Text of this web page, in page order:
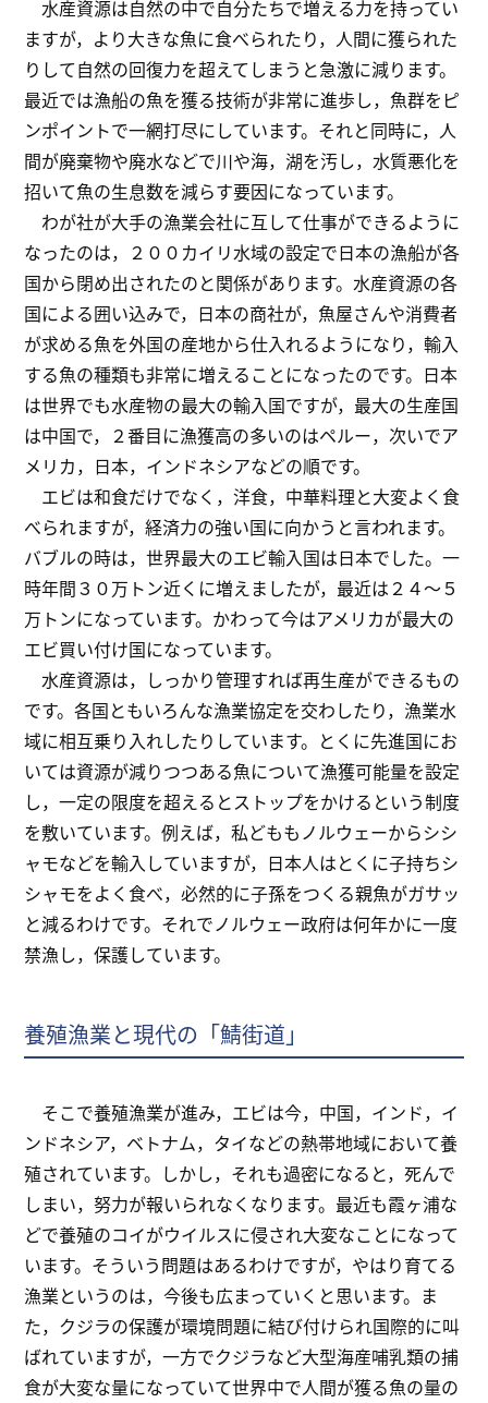
水産資源は自然の中で自分たちで増える力を持ってい
ますが，より大きな魚に食べられたり，人間に獲られた
りして自然の回復力を超えてしまうと急激に減ります。
最近では漁船の魚を獲る技術が非常に進歩し，魚群をピ
ンポイントで一網打尽にしています。それと同時に，人
間が廃棄物や廃水などで川や海，湖を汚し，水質悪化を
招いて魚の生息数を減らす要因になっています。
わが社が大手の漁業会社に互して仕事ができるように
なったのは，２００カイリ水域の設定で日本の漁船が各
国から閉め出されたのと関係があります。水産資源の各
国による囲い込みで，日本の商社が，魚屋さんや消費者
が求める魚を外国の産地から仕入れるようになり，輸入
する魚の種類も非常に増えることになったのです。日本
は世界でも水産物の最大の輸入国ですが，最大の生産国
は中国で，２番目に漁獲高の多いのはペルー，次いでア
メリカ，日本，インドネシアなどの順です。
エビは和食だけでなく，洋食，中華料理と大変よく食
べられますが，経済力の強い国に向かうと言われます。
バブルの時は，世界最大のエビ輸入国は日本でした。一
時年間３０万トン近くに増えましたが，最近は２４～５
万トンになっています。かわって今はアメリカが最大の
エビ買い付け国になっています。
水産資源は，しっかり管理すれば再生産ができるもの
です。各国ともいろんな漁業協定を交わしたり，漁業水
域に相互乗り入れしたりしています。とくに先進国にお
いては資源が減りつつある魚について漁獲可能量を設定
し，一定の限度を超えるとストップをかけるという制度
を敷いています。例えば，私どももノルウェーからシシ
ャモなどを輸入していますが，日本人はとくに子持ちシ
シャモをよく食べ，必然的に子孫をつくる親魚がガサッ
と減るわけです。それでノルウェー政府は何年かに一度
禁漁し，保護しています。
養殖漁業と現代の「鯖街道」
そこで養殖漁業が進み，エビは今，中国，インド，イ
ンドネシア，ベトナム，タイなどの熱帯地域において養
殖されています。しかし，それも過密になると，死んで
しまい，努力が報いられなくなります。最近も霞ヶ浦な
どで養殖のコイがウイルスに侵され大変なことになって
います。そういう問題はあるわけですが，やはり育てる
漁業というのは，今後も広まっていくと思います。ま
た，クジラの保護が環境問題に結び付けられ国際的に叫
ばれていますが，一方でクジラなど大型海産哺乳類の捕
食が大変な量になっていて世界中で人間が獲る魚の量の